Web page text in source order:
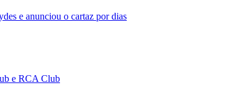
e anunciou o cartaz por dias
e RCA Club